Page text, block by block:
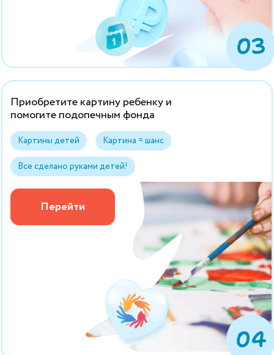
03
04
Приобретите картину ребенку и
помогите подопечным фонда
Картины детей Картина = шанс
Все сделано руками детей!
Перейти